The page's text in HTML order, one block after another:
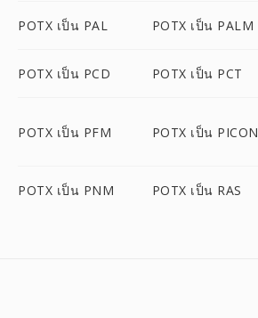
POTX เป็น PAL POTX เป็น PALM
POTX เป็น PCD POTX เป็น PCT
POTX เป็น PFM POTX เป็น PICON
POTX เป็น PNM POTX เป็น RAS